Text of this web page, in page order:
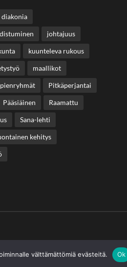
diakonia
johtajuus
kuunteleva rukous
maallikot
pienryhmät Pitkäperjantai
Pääsiäinen Raamattu
Sana-lehti
kehitys
välttämättömiä evästeitä. Ok